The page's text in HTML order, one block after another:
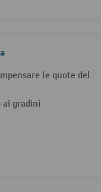
le quote del
gradini